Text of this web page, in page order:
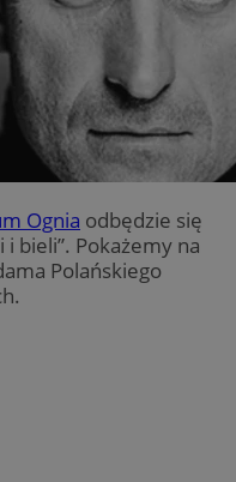
Ognia odbędzie się
bieli”. Pokażemy na
Polańskiego